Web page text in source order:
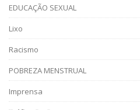
EDUCAÇÃO SEXUAL
Lixo
Racismo
POBREZA MENSTRUAL
Imprensa